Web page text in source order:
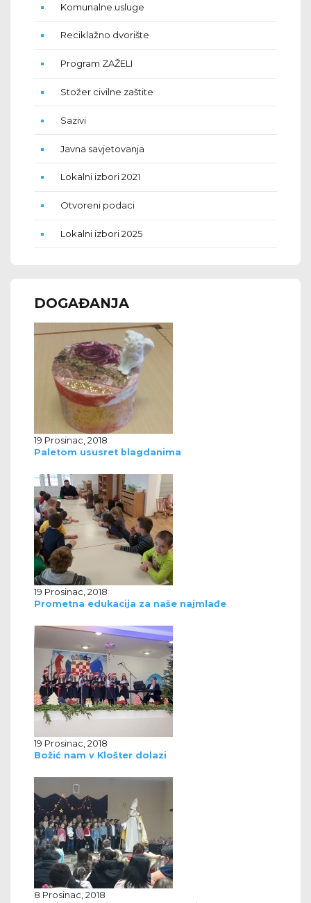
Komunalne usluge
Reciklažno dvorište
Program ZAŽELI
Stožer civilne zaštite
Sazivi
Javna savjetovanja
Lokalni izbori 2021
Otvoreni podaci
Lokalni izbori 2025
DOGAĐANJA
19 Prosinac, 2018
Paletom ususret blagdanima
19 Prosinac, 2018
Prometna edukacija za naše najmlađe
19 Prosinac, 2018
Božić nam v Klošter dolazi
8 Prosinac, 2018